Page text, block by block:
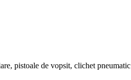
pistoale de vopsit, clichet pneumatic